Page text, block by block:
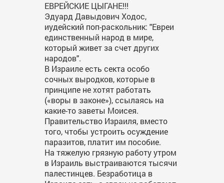
ЕВРЕЙСКИЕ ЦЫГАНЕ!!!
Эдуард Давыдович Ходос,
иудейский поп-раскольник: "Евреи
единственный народ в мире,
который живет за счет других
народов".
В Израиле есть секта особо
сочных выродков, которые в
принципе не хотят работать
(«воры в законе»), ссылаясь на
какие-то заветы Моисея.
Правительство Израиля, вместо
того, чтобы устроить осуждение
паразитов, платит им пособие.
На тяжелую грязную работу утром
в Израиль выстраиваются тысячи
палестинцев. Безработица в